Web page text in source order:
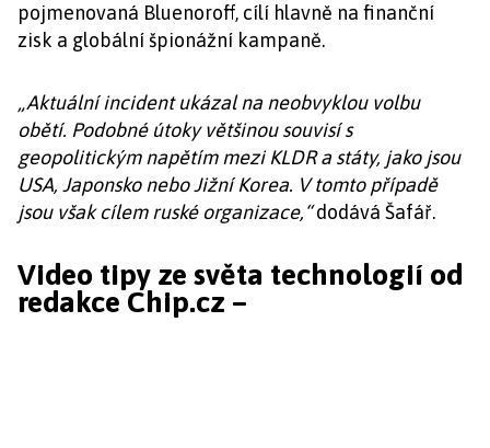
pojmenovaná Bluenoroff, cílí hlavně na finanční
zisk a globální špionážní kampaně.
„Aktuální incident ukázal na neobvyklou volbu
obětí. Podobné útoky většinou souvisí s
geopolitickým napětím mezi KLDR a státy, jako jsou
USA, Japonsko nebo Jižní Korea. V tomto případě
jsou však cílem ruské organizace,“dodává Šafář.
Video tipy ze světa technologií od
redakce Chip.cz –